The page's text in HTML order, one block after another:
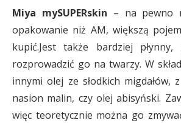
Miya mySUPERskin – na pewno
opakowanie niż AM, większą
kupić.Jest także bardziej
rozprowadzić go na twarzy. W
innymi olej ze słodkich migdałów,
nasion malin, czy olej abisyński.
więc teoretycznie można go